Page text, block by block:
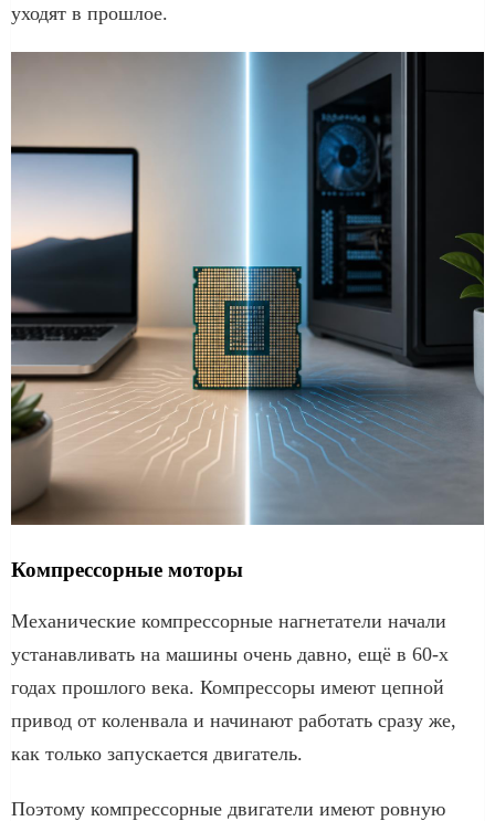
уходят в прошлое.
Компрессорные моторы
Механические компрессорные нагнетатели начали
устанавливать на машины очень давно, ещё в 60-х
годах прошлого века. Компрессоры имеют цепной
привод от коленвала и начинают работать сразу же,
как только запускается двигатель.
Поэтому компрессорные двигатели имеют ровную